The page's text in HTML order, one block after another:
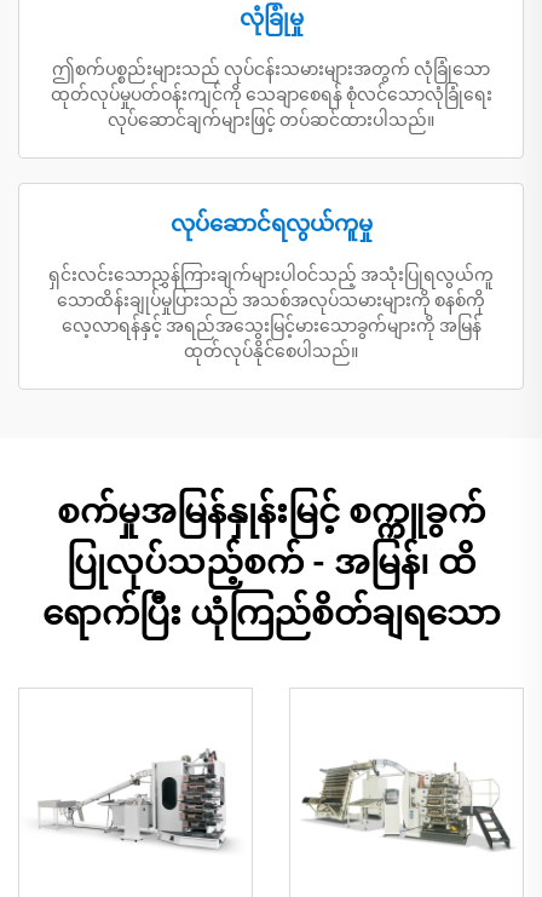
လုံခြုံမှု
ဤစက်ပစ္စည်းများသည် လုပ်ငန်းသမားများအတွက် လုံခြုံသော
ထုတ်လုပ်မှုပတ်ဝန်းကျင်ကို သေချာစေရန် စုံလင်သောလုံခြုံရေး
လုပ်ဆောင်ချက်များဖြင့် တပ်ဆင်ထားပါသည်။
လုပ်ဆောင်ရလွယ်ကူမှု
ရှင်းလင်းသောညွှန်ကြားချက်များပါဝင်သည့် အသုံးပြုရလွယ်ကူ
သောထိန်းချုပ်မှုပြားသည် အသစ်အလုပ်သမားများကို စနစ်ကို
လေ့လာရန်နှင့် အရည်အသွေးမြင့်မားသောခွက်များကို အမြန်
ထုတ်လုပ်နိုင်စေပါသည်။
စက်မှုအမြန်နှုန်းမြင့် စက္ကူခွက်
ပြုလုပ်သည့်စက် - အမြန်၊ ထိ
ရောက်ပြီး ယုံကြည်စိတ်ချရသော